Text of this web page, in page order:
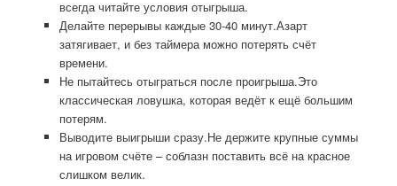
всегда читайте условия отыгрыша.
Делайте перерывы каждые 30-40 минут.Азарт
затягивает, и без таймера можно потерять счёт
времени.
Не пытайтесь отыграться после проигрыша.Это
классическая ловушка, которая ведёт к ещё большим
потерям.
Выводите выигрыши сразу.Не держите крупные суммы
на игровом счёте – соблазн поставить всё на красное
слишком велик.